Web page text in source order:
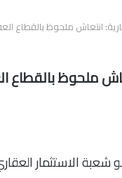
انتعاش ملحوظ بالقطاع
ملحوظ بالقطاع
الاستثمار